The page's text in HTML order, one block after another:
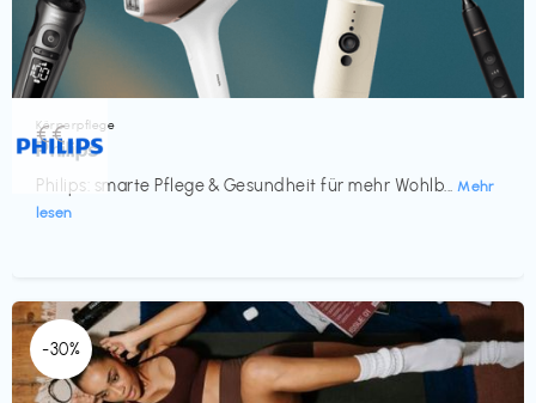
Körperpflege
Philips
Philips: smarte Pflege & Gesundheit für mehr Wohlb... Mehr
lesen
€€‎
-30%